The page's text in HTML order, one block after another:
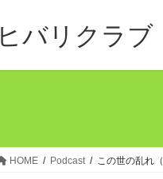
ヒバリクラブ
HOME Podcast この世の乱れ